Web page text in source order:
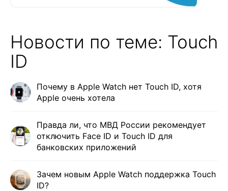
Новости по теме: Touch
ID
Почему в Apple Watch нет Touch ID, хотя
Apple очень хотела
Правда ли, что МВД России рекомендует
отключить Face ID и Touch ID для
банковских приложений
Зачем новым Apple Watch поддержка Touch
ID?